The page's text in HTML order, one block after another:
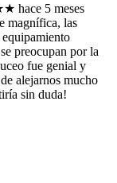
hace 5 meses
magnífica, las
preocupan por la
fue genial y
alejarnos mucho
sin duda!